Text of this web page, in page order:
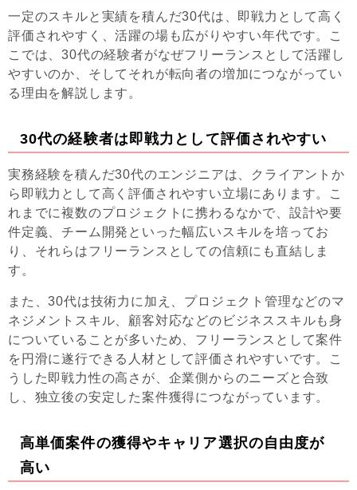
一定のスキルと実績を積んだ30代は、即戦力として高く
評価されやすく、活躍の場も広がりやすい年代です。こ
こでは、30代の経験者がなぜフリーランスとして活躍し
やすいのか、そしてそれが転向者の増加につながってい
る理由を解説します。
30代の経験者は即戦力として評価されやすい
実務経験を積んだ30代のエンジニアは、クライアントか
ら即戦力として高く評価されやすい立場にあります。こ
れまでに複数のプロジェクトに携わるなかで、設計や要
件定義、チーム開発といった幅広いスキルを培ってお
り、それらはフリーランスとしての信頼にも直結しま
す。
また、30代は技術力に加え、プロジェクト管理などのマ
ネジメントスキル、顧客対応などのビジネススキルも身
についていることが多いため、フリーランスとして案件
を円滑に遂行できる人材として評価されやすいです。こ
うした即戦力性の高さが、企業側からのニーズと合致
し、独立後の安定した案件獲得につながっています。
高単価案件の獲得やキャリア選択の自由度が
高い